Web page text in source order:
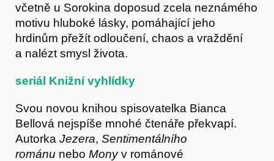
včetně u Sorokina doposud zcela neznámého
motivu hluboké lásky, pomáhající jeho
hrdinům přežít odloučení, chaos a vraždění
a nalézt smysl života.
seriál Knižní vyhlídky
Svou novou knihou spisovatelka Bianca
Bellová nejspíše mnohé čtenáře překvapí.
Autorka Jezera, Sentimentálního
románu nebo Monyv románové